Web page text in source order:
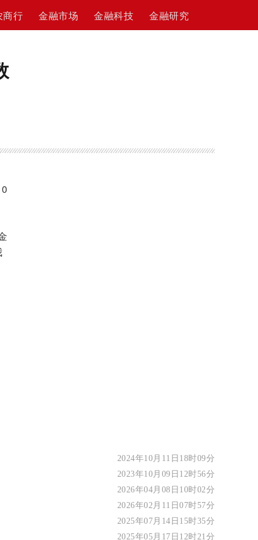
商行 金融市场 金融科技 金融研究
2024年10月11日18时09分
2023年10月09日12时56分
2026年04月08日10时02分
2026年02月11日07时57分
2025年07月14日15时35分
2025年05月17日12时21分